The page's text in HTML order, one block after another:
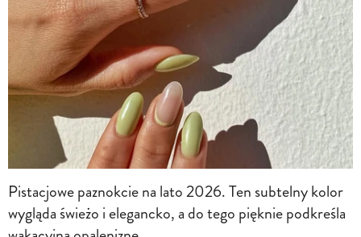
Pistacjowe paznokcie na lato 2026. Ten subtelny kolor
wygląda świeżo i elegancko, a do tego pięknie podkreśla